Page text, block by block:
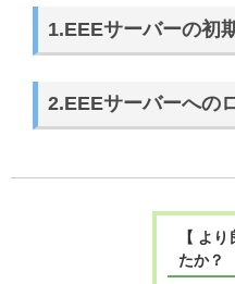
1.EEEサーバーの初
2.EEEサーバーへの
【 よ
たか？